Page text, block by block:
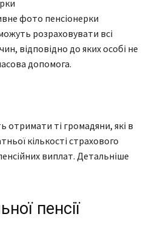
фото пенсіонерки
розраховувати всі
відповідно до яких особі не
допомога.
отримати ті громадяни, які в
кількості страхового
виплат. Детальніше
пенсії